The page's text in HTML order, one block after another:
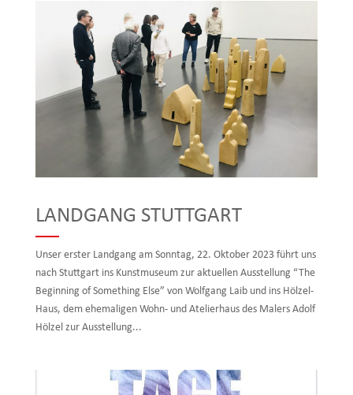
LANDGANG STUTTGART
Unser erster Landgang am Sonntag, 22. Oktober 2023 führt uns
nach Stuttgart ins Kunstmuseum zur aktuellen Ausstellung “The
Beginning of Something Else” von Wolfgang Laib und ins Hölzel-
Haus, dem ehemaligen Wohn- und Atelierhaus des Malers Adolf
Hölzel zur Ausstellung...